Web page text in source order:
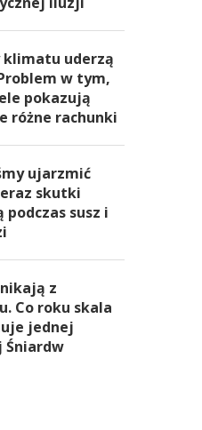
klimatu uderzą
w tym,
pokazują
różne rachunki
ujarzmić
skutki
podczas susz i
z
Co roku skala
jednej